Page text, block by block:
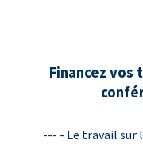
Financez vos
--- - Le travail sur